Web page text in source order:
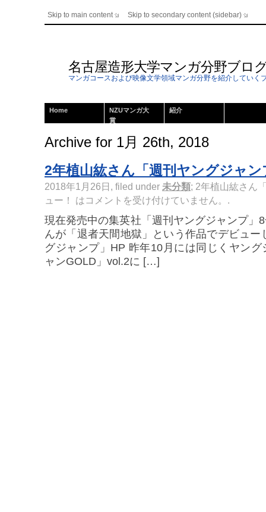
Skip to main content Skip to secondary content (sidebar)
名古屋造形大学マンガ分野ブロ
マンガコースおよび映像文学領域マンガ分野を紹介していく
Home
NZUマンガ大
賞
紹介
Archive for 1月 26th, 2018
2年植山紘さん「週刊ヤングジャ
2018年1月26日, filed under 未分類; 2年植山紘さん
ュー！ はコメントを受け付けていません。 .
現在発売中の集英社「週刊ヤングジャンプ」
んが「退者天間地獄」という作品でデビュ
グジャンプ」HP 昨年10月には同じくヤン
ャンGOLD」vol.2に […]